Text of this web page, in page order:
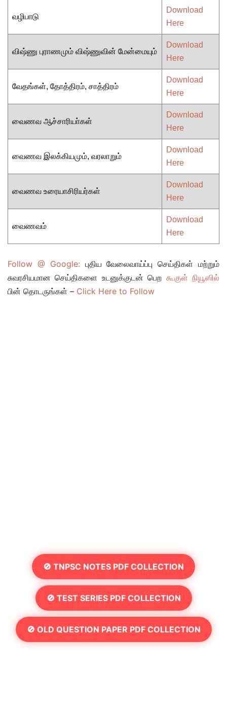
வழிபாடு
Download
Here
விஷ்ணு புராணமும் விஷ்ணுவின் மேன்மையும்
Download
Here
வேதங்கள், தோத்திரம், சாத்திரம்
Download
Here
வைணவ ஆச்சாரியா்கள்
Download
Here
வைணவ இலக்கியமும், வரலாறும்
Download
Here
வைணவ உரையாசிரியர்கள்
Download
Here
வைணவம்
Download
Here
Follow @ Google: புதிய வேலைவாய்ப்பு செய்திகள் மற்றும்
சுவரசியமான செய்திகளை உடனுக்குடன் பெற கூகுள் நியூஸில்
பின் தொடருங்கள் – Click Here to Follow
🚫 TNPSC NOTES PDF COLLECTION
🚫 TEST SERIES PDF COLLECTION
🚫 OLD QUESTION PAPER PDF COLLECTION